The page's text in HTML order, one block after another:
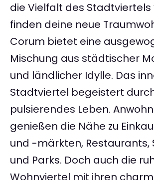
die Vielfalt des Stadtviertels
finden deine neue
Corum bietet eine
Mischung aus städtischer
und ländlicher Idylle. Das
Stadtviertel begeistert
pulsierendes Leben.
genießen die Nähe zu
und -märkten, Restaurants,
und Parks. Doch auch die